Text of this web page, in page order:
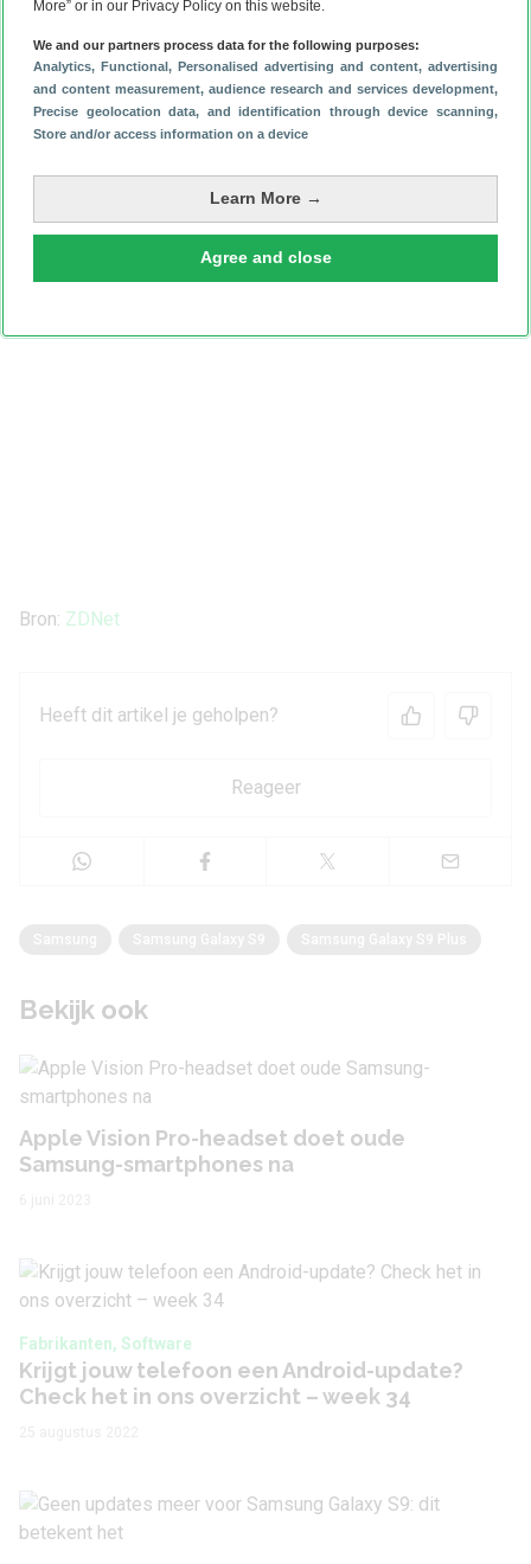
More” or in our Privacy Policy on this website.
We and our partners process data for the following purposes:
Analytics, Functional, Personalised advertising and content, advertising
and content measurement, audience research and services development,
Precise geolocation data, and identification through device scanning,
Store and/or access information on a device
Learn More →
Agree and close
Bron: ZDNet
Heeft dit artikel je geholpen?
Reageer
Bekijk ook
Apple Vision Pro-headset doet oude
Samsung-smartphones na
Fabrikanten, Software
Krijgt jouw telefoon een Android-update?
Check het in ons overzicht – week 34